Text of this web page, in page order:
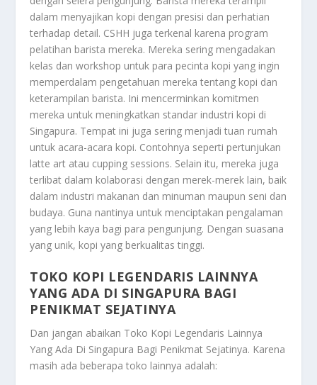
dalam menyajikan kopi dengan presisi dan perhatian
terhadap detail. CSHH juga terkenal karena program
pelatihan barista mereka. Mereka sering mengadakan
kelas dan workshop untuk para pecinta kopi yang ingin
memperdalam pengetahuan mereka tentang kopi dan
keterampilan barista. Ini mencerminkan komitmen
mereka untuk meningkatkan standar industri kopi di
Singapura. Tempat ini juga sering menjadi tuan rumah
untuk acara-acara kopi. Contohnya seperti pertunjukan
latte art atau cupping sessions. Selain itu, mereka juga
terlibat dalam kolaborasi dengan merek-merek lain, baik
dalam industri makanan dan minuman maupun seni dan
budaya. Guna nantinya untuk menciptakan pengalaman
yang lebih kaya bagi para pengunjung. Dengan suasana
yang unik, kopi yang berkualitas tinggi.
TOKO KOPI LEGENDARIS LAINNYA
YANG ADA DI SINGAPURA BAGI
PENIKMAT SEJATINYA
Dan jangan abaikan Toko Kopi Legendaris Lainnya
Yang Ada Di Singapura Bagi Penikmat Sejatinya. Karena
masih ada beberapa toko lainnya adalah: